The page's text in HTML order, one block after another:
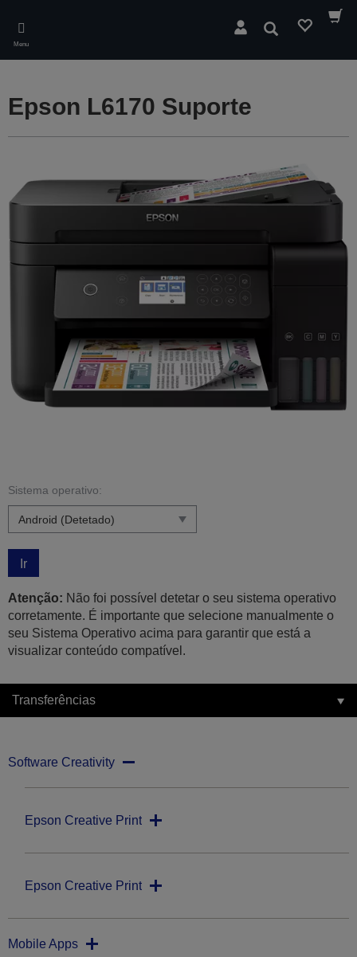
main
content
Menu
Pesquisar
Epson L6170 Suporte
Sistema operativo:
Ir
Atenção: Não foi possível detetar o seu sistema operativo
corretamente. É importante que selecione manualmente o
seu Sistema Operativo acima para garantir que está a
visualizar conteúdo compatível.
Transferências
Software Creativity
Epson Creative Print
Epson Creative Print
Mobile Apps